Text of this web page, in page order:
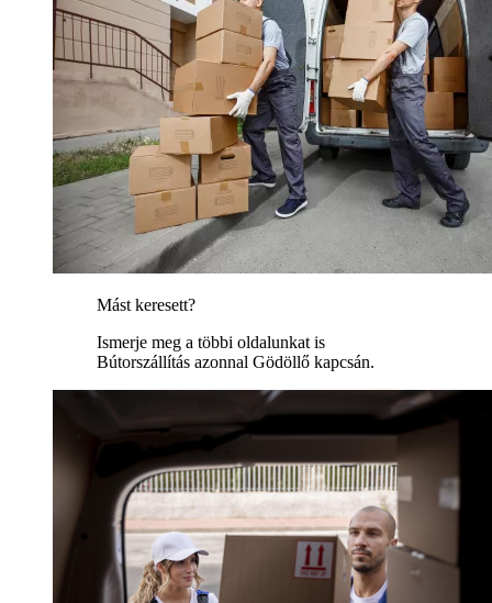
Mást keresett?
Ismerje meg a többi oldalunkat is
Bútorszállítás azonnal Gödöllő kapcsán.